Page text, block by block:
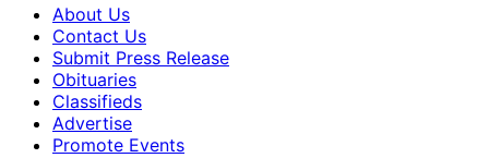
About Us
Contact Us
Submit Press Release
Obituaries
Classifieds
Advertise
Promote Events